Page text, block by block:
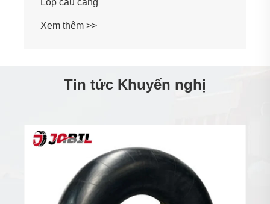
Tin tức Khuyến nghị
Xu hướng nhu cầu đối với lốp OTR xuyên
tâm kinh tế trong bối cảnh mở rộng khai thác
ở Châu Phi
Xem thêm >>